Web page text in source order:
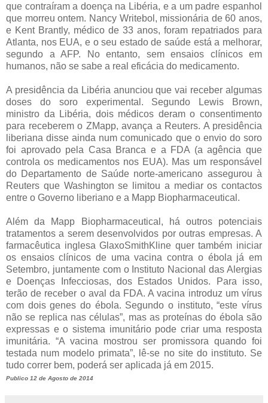
que contraíram a doença na Libéria, e a um padre espanhol
que morreu ontem. Nancy Writebol, missionária de 60 anos,
e Kent Brantly, médico de 33 anos, foram repatriados para
Atlanta, nos EUA, e o seu estado de saúde está a melhorar,
segundo a AFP. No entanto, sem ensaios clínicos em
humanos, não se sabe a real eficácia do medicamento.
A presidência da Libéria anunciou que vai receber algumas
doses do soro experimental. Segundo Lewis Brown,
ministro da Libéria, dois médicos deram o consentimento
para receberem o ZMapp, avança a Reuters. A presidência
liberiana disse ainda num comunicado que o envio do soro
foi aprovado pela Casa Branca e a FDA (a agência que
controla os medicamentos nos EUA). Mas um responsável
do Departamento de Saúde norte-americano assegurou à
Reuters que Washington se limitou a mediar os contactos
entre o Governo liberiano e a Mapp Biopharmaceutical.
Além da Mapp Biopharmaceutical, há outros potenciais
tratamentos a serem desenvolvidos por outras empresas. A
farmacêutica inglesa GlaxoSmithKline quer também iniciar
os ensaios clínicos de uma vacina contra o ébola já em
Setembro, juntamente com o Instituto Nacional das Alergias
e Doenças Infecciosas, dos Estados Unidos. Para isso,
terão de receber o aval da FDA. A vacina introduz um vírus
com dois genes do ébola. Segundo o instituto, “este vírus
não se replica nas células”, mas as proteínas do ébola são
expressas e o sistema imunitário pode criar uma resposta
imunitária. “A vacina mostrou ser promissora quando foi
testada num modelo primata”, lê-se no site do instituto. Se
tudo correr bem, poderá ser aplicada já em 2015.
Publico 12 de Agosto de 2014